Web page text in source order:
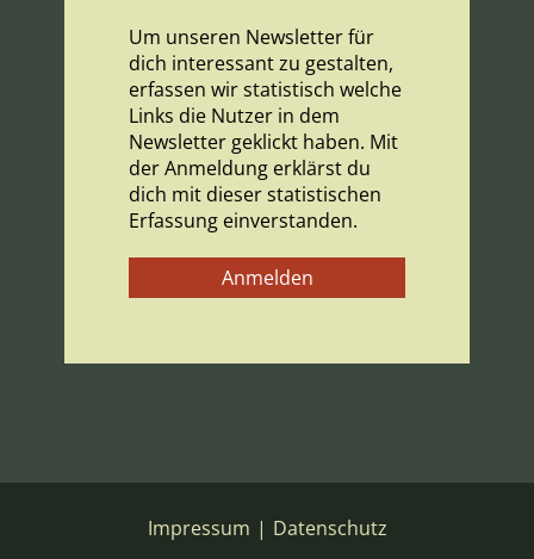
Um unseren Newsletter für
dich interessant zu gestalten,
erfassen wir statistisch welche
Links die Nutzer in dem
Newsletter geklickt haben. Mit
der Anmeldung erklärst du
dich mit dieser statistischen
Erfassung einverstanden.
Impressum | Datenschutz